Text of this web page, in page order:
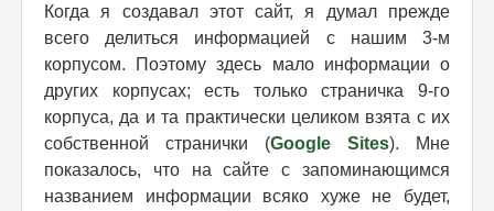
Когда я создавал этот сайт, я думал прежде
всего делиться информацией с нашим 3-м
корпусом. Поэтому здесь мало информации о
других корпусах; есть только страничка 9-го
корпуса, да и та практически целиком взята с их
собственной странички (Google Sites). Мне
показалось, что на сайте с запоминающимся
названием информации всяко хуже не будет,